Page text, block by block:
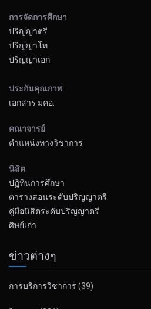
การจัดการศึกษา
ปริญญาตรี
ปริญญาโท
ปริญญาเอก
ประกันคุณภาพ
เอกสาร มคอ.
คณาจารย์
ตำแหน่งทางวิชาการ
นิสิต
ปฏิทินการศึกษา
ตารางสอนระดับปริญญาตรี
คู่มือนิสิตระดับปริญญาตรี
ศิษย์เก่า
ข่าวต่างๆ
การบริการวิชาการ (39)